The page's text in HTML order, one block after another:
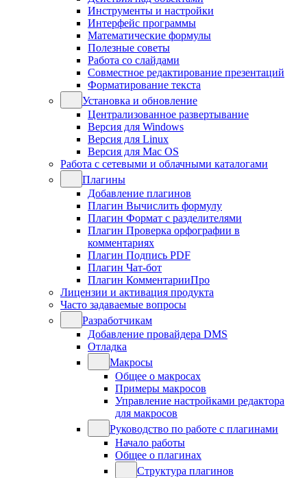
Инструменты и настройки
Интерфейс программы
Математические формулы
Полезные советы
Работа со слайдами
Совместное редактирование презентаций
Форматирование текста
Установка и обновление
Централизованное развертывание
Версия для Windows
Версия для Linux
Версия для Mac OS
Работа с сетевыми и облачными каталогами
Плагины
Добавление плагинов
Плагин Вычислить формулу
Плагин Формат с разделителями
Плагин Проверка орфографии в
комментариях
Плагин Подпись PDF
Плагин Чат-бот
Плагин КомментарииПро
Лицензии и активация продукта
Часто задаваемые вопросы
Разработчикам
Добавление провайдера DMS
Отладка
Макросы
Общее о макросах
Примеры макросов
Управление настройками редактора
для макросов
Руководство по работе с плагинами
Начало работы
Общее о плагинах
Структура плагинов